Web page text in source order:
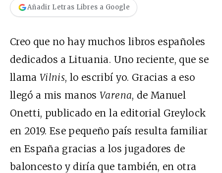
Añadir Letras Libres a Google
Creo que no hay muchos libros españoles
dedicados a Lituania. Uno reciente, que se
llamaVilnis, lo escribí yo. Gracias a eso
llegó a mis manosVarena, de Manuel
Onetti, publicado en la editorial Greylock
en 2019. Ese pequeño país resulta familiar
en España gracias a los jugadores de
baloncesto y diría que también, en otra